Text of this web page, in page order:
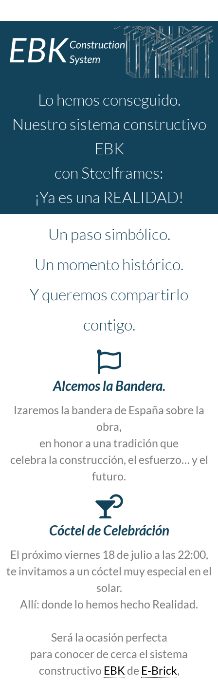
Lo hemos conseguido.
Nuestro sistema constructivo
EBK
con Steelframes:
¡Ya es una REALIDAD!
Un paso simbólico.
Un momento histórico.
Y queremos compartirlo
contigo.
Alcemos la Bandera.
Izaremos la bandera de España sobre la
obra,
en honor a una tradición que
celebra la construcción, el esfuerzo… y el
futuro.
Cóctel de Celebráción
El próximo viernes 18 de julio a las 22:00,
te invitamos a un cóctel muy especial en el
solar.
Allí: donde lo hemos hecho Realidad.
Será la ocasión perfecta
para conocer de cerca el sistema
constructivo EBK de E-Brick,